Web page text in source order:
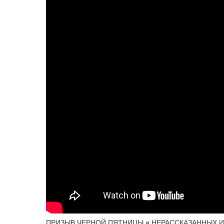
ПРИЗЫВ ЧЕРНОЙ ПЯТНИЦЫ и НЕРАССКАЗАННЫХ